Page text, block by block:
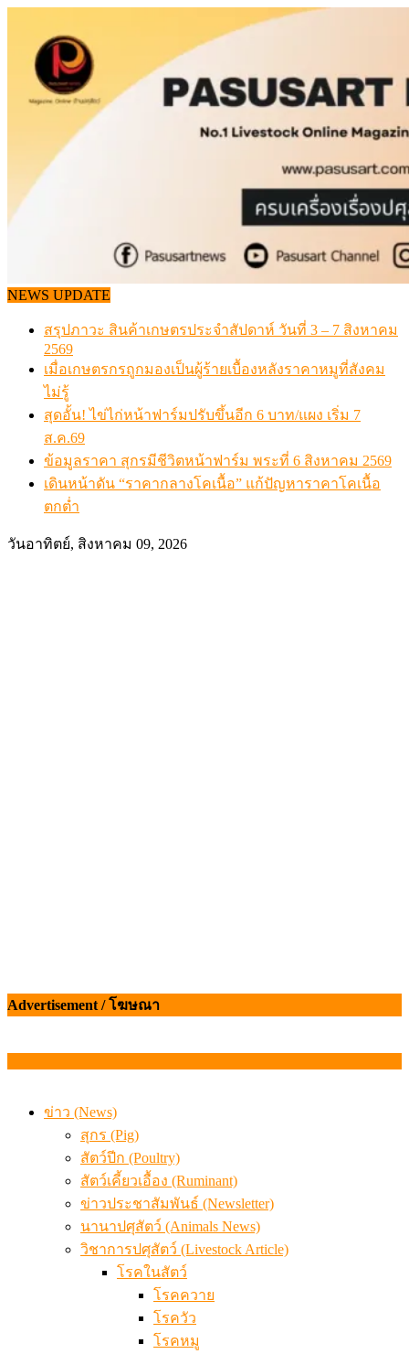
content
NEWS UPDATE
สรุปภาวะ สินค้าเกษตรประจำสัปดาห์ วันที่ 3 – 7 สิงหาคม
2569
เมื่อเกษตรกรถูกมองเป็นผู้ร้ายเบื้องหลังราคาหมูที่สังคม
ไม่รู้
สุดอั้น! ไข่ไก่หน้าฟาร์มปรับขึ้นอีก 6 บาท/แผง เริ่ม 7
ส.ค.69
ข้อมูลราคา สุกรมีชีวิตหน้าฟาร์ม พระที่ 6 สิงหาคม 2569
เดินหน้าดัน “ราคากลางโคเนื้อ” แก้ปัญหาราคาโคเนื้อ
ตกต่ำ
วันอาทิตย์, สิงหาคม 09, 2026
Advertisement / โฆษณา
ข่าว (News)
สุกร (Pig)
สัตว์ปีก (Poultry)
สัตว์เคี้ยวเอื้อง (Ruminant)
ข่าวประชาสัมพันธ์ (Newsletter)
นานาปศุสัตว์ (Animals News)
วิชาการปศุสัตว์ (Livestock Article)
โรคในสัตว์
โรคควาย
โรควัว
โรคหมู